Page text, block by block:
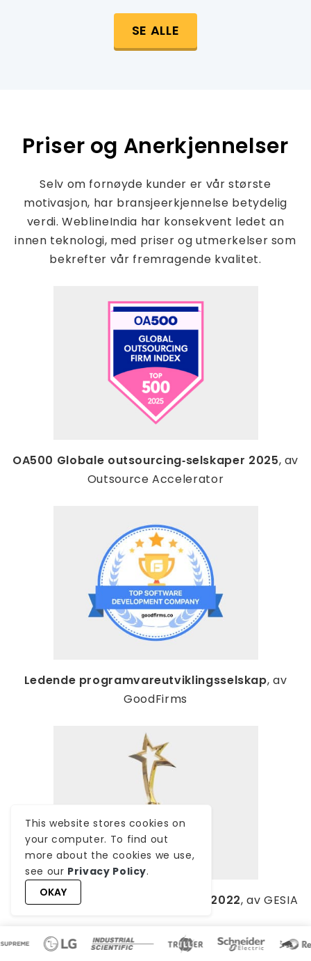
SE ALLE
Priser og Anerkjennelser
Selv om fornøyde kunder er vår største
motivasjon, har bransjeerkjennelse betydelig
verdi. WeblineIndia har konsekvent ledet an
innen teknologi, med priser og utmerkelser som
bekrefter vår fremragende kvalitet.
OA500 Globale outsourcing‑selskaper 2025, av
Outsource Accelerator
Ledende programvareutviklingsselskap, av
GoodFirms
Beste fintech-produktselskap – 2022, av GESIA
This website stores cookies on
your computer. To find out
more about the cookies we use,
see our Privacy Policy.
OKAY